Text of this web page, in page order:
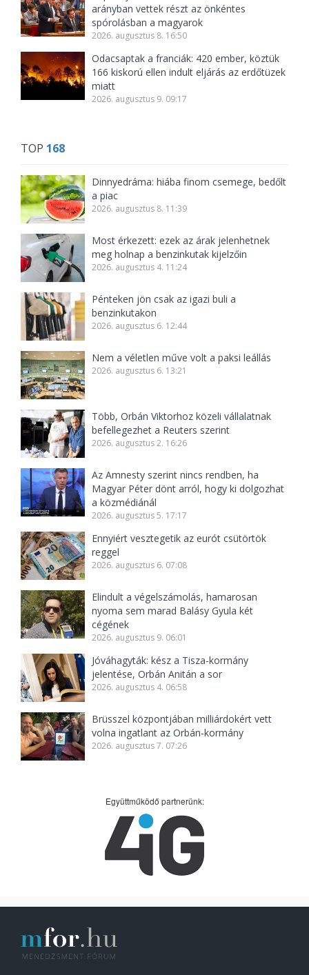
arányban vettek részt az önkéntes
spórolásban a magyarok
2026. augusztus 8. 16:50
Odacsaptak a franciák: 420 ember, köztük
166 kiskorú ellen indult eljárás az erdőtüzek
miatt
2026. augusztus 9. 09:17
TOP 168
Dinnyedráma: hiába finom csemege, bedőlt
a piac
2026. augusztus 8. 11:39
Most érkezett: ezek az árak jelenhetnek
meg holnap a benzinkutak kijelzőin
2026. augusztus 4. 11:24
Pénteken jön csak az igazi buli a
benzinkutakon
2026. augusztus 6. 12:44
Nem a véletlen műve volt a paksi leállás
2026. augusztus 6. 13:21
Több, Orbán Viktorhoz közeli vállalatnak
befellegezhet a Reuters szerint
2026. augusztus 2. 16:26
Az Amnesty szerint nincs rendben, ha
Magyar Péter dönt arról, hogy ki dolgozhat
a közmédiánál
2026. augusztus 5. 17:17
Ennyiért vesztegetik az eurót csütörtök
reggel
2026. augusztus 6. 07:08
Elindult a végelszámolás, hamarosan
nyoma sem marad Balásy Gyula két
cégének
2026. augusztus 9. 06:01
Jóváhagyták: kész a Tisza-kormány
jelentése, Orbán Anitán a sor
2026. augusztus 4. 06:58
Brüsszel központjában milliárdokért vett
volna ingatlant az Orbán-kormány
2026. augusztus 7. 07:26
Együttműködő partnerünk: